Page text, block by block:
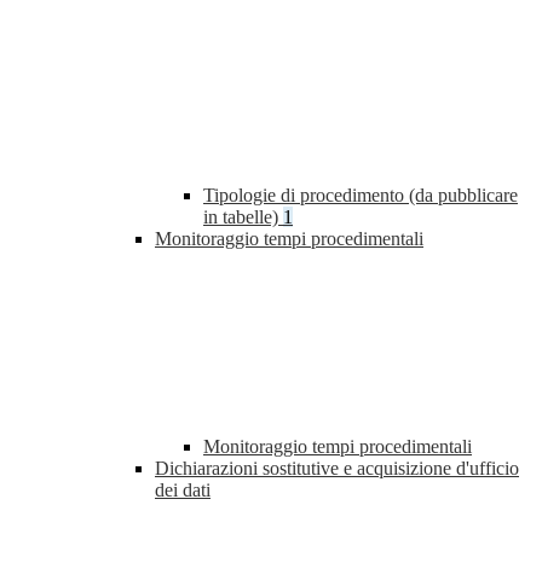
Tipologie di procedimento (da pubblicare
in tabelle) 1
Monitoraggio tempi procedimentali
Monitoraggio tempi procedimentali
Dichiarazioni sostitutive e acquisizione d'ufficio
dei dati